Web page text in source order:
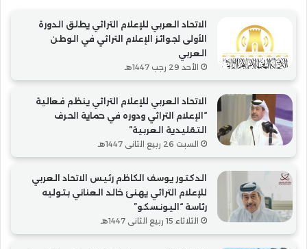
الاتحاد العربي للإعلام التراثي يطلق الدورة
الأولى لجوائز الإعلام التراثي في الوطن
العربي
الأحد 29 رجب 1447هـ
الاتحاد العربي للإعلام التراثي ينظم فعالية
“الإعلام التراثي ودوره في حماية الحرف
التقليدية العربية”
السبت 26 ربيع الثاني 1447هـ
الدكتور يوسف الكاظم رئيس الاتحاد العربي
للإعلام التراثي يهنئ خالد العناني بتوليه
رئاسة “اليونسكو”
الثلاثاء 15 ربيع الثاني 1447هـ